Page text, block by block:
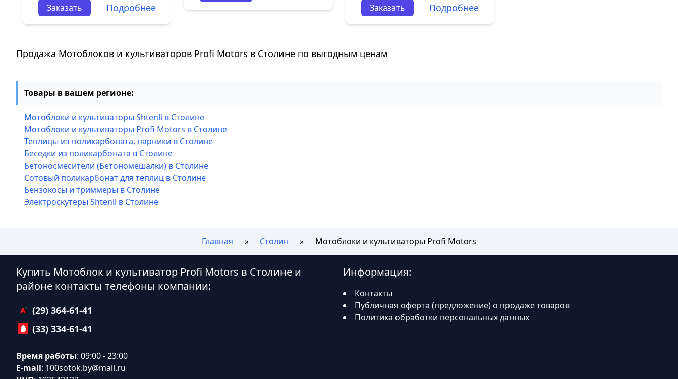
Заказать Подробнее Заказать Подробнее
Продажа Мотоблоков и культиваторов Profi Motors в Столине по выгодным ценам
Товары в вашем регионе:
Мотоблоки и культиваторы Shtenli в Столине
Мотоблоки и культиваторы Profi Motors в Столине
Теплицы из поликарбоната, парники в Столине
Беседки из поликарбоната в Столине
Бетоносмесители (Бетономешалки) в Столине
Сотовый поликарбонат для теплиц в Столине
Бензокосы и триммеры в Столине
Электроскутеры Shtenli в Столине
Главная Столин Мотоблоки и культиваторы Profi Motors
Купить Мотоблок и культиватор Profi Motors в Столине и
районе контакты телефоны компании:
(29) 364-61-41
(33) 334-61-41
Время работы: 09:00 - 23:00
E-mail: 100sotok.by@mail.ru
Информация:
Контакты
Публичная оферта (предложение) о продаже товаров
Политика обработки персональных данных